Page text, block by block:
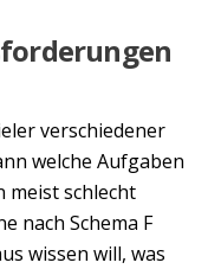
verschiedener
welche Aufgaben
meist schlecht
nach Schema F
wissen will, was